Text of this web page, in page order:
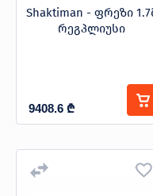
Shaktiman - ფრეზი
რეგპლიუსი
9408.6 ₾